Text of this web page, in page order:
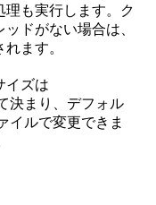
理も実行します。ク
ドがない場合は、
ます。
イズは
決まり、デフォル
イルで変更できま